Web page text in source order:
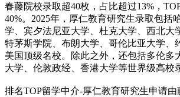
春藤院校录取超40枚，占比超过13%，
40%。2025年，厚仁教育研究生录取包括
学、宾夕法尼亚大学、杜克大学、西北大
特茅斯学院、布朗大学、哥伦比亚大学、
美国顶级名校。除此之外，还包括多伦多
大学、伦敦政经、香港大学等世界级高校
排名TOP留学中介-厚仁教育研究生申请由